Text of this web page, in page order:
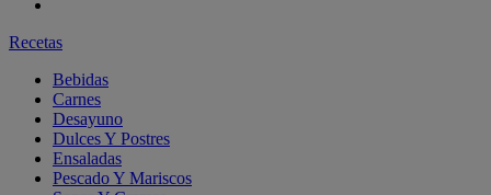
Recetas
Bebidas
Carnes
Desayuno
Dulces Y Postres
Ensaladas
Pescado Y Mariscos